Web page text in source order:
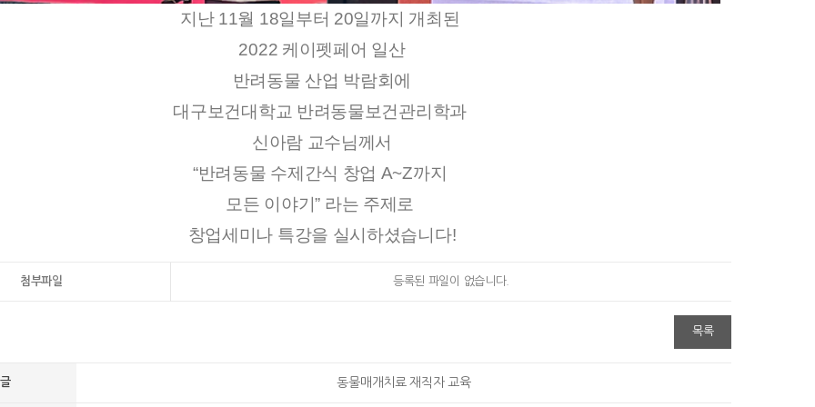
지난 11월 18일부터 20일까지 개최된
2022 케이펫페어 일산
반려동물 산업 박람회에
대구보건대학교 반려동물보건관리학과
신아람 교수님께서
“반려동물 수제간식 창업 A~Z까지
모든 이야기” 라는 주제로
창업세미나 특강을 실시하셨습니다!
첨부파일 등록된 파일이 없습니다.
목록
동물매개치료 재직자 교육